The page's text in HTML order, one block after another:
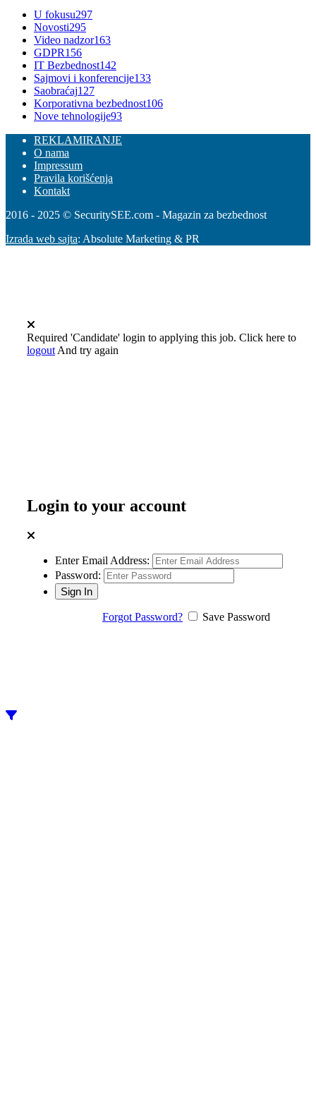
U fokusu297
Novosti295
Video nadzor163
GDPR156
IT Bezbednost142
Sajmovi i konferencije133
Saobraćaj127
Korporativna bezbednost106
Nove tehnologije93
REKLAMIRANJE
O nama
Impressum
Pravila korišćenja
Kontakt
2016 - 2025 © SecuritySEE.com - Magazin za bezbednost
Izrada web sajta: Absolute Marketing & PR
Required 'Candidate' login to applying this job. Click here to
logout And try again
Login to your account
Enter Email Address:
Password:
Forgot Password? Save Password